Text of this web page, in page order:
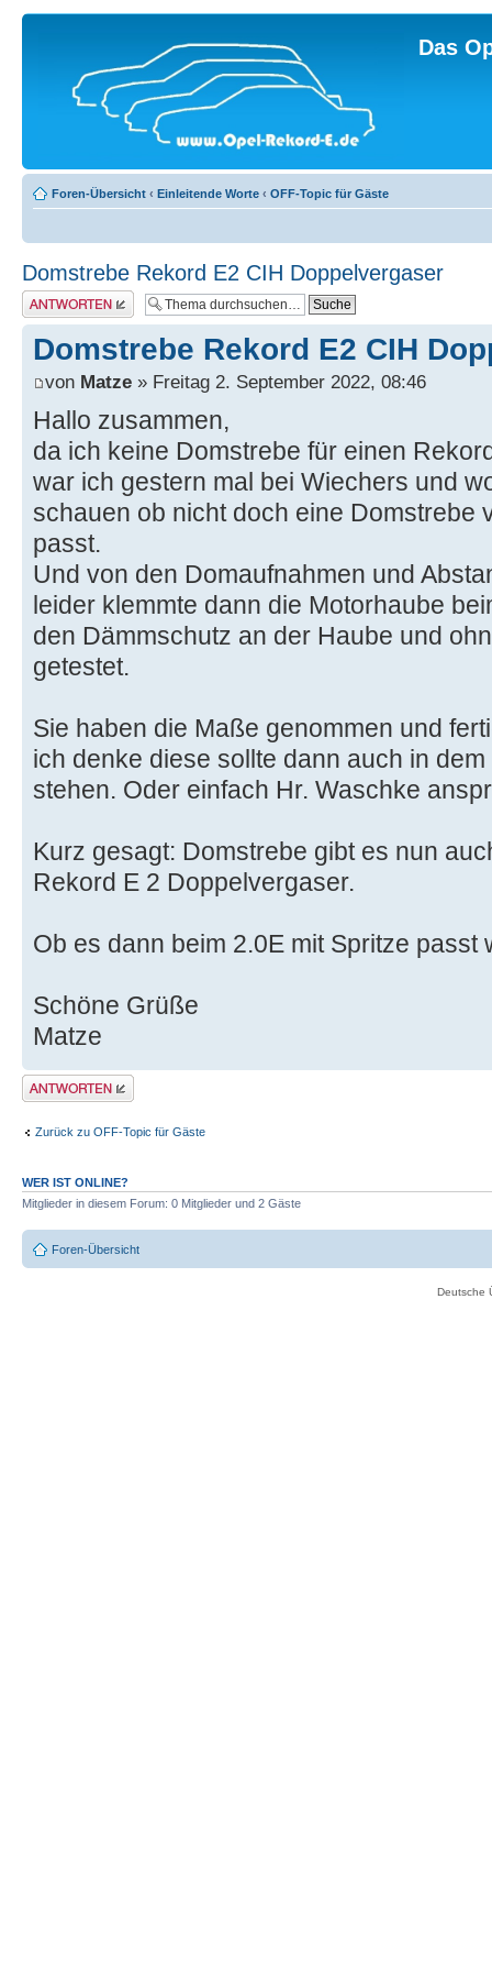
Das
Foren-Übersicht ‹ Einleitende Worte ‹ OFF-Topic für Gäste
Domstrebe Rekord E2 CIH Doppelvergaser
Antwort erstellen
Domstrebe Rekord E2 CIH
von Matze » Freitag 2. September 2022, 08:46
Hallo zusammen,
da ich keine Domstrebe für einen
war ich gestern mal bei Wiechers und
schauen ob nicht doch eine Domstrebe
passt.
Und von den Domaufnahmen und
leider klemmte dann die Motorhaube
den Dämmschutz an der Haube und
getestet.
Sie haben die Maße genommen und
ich denke diese sollte dann auch in
stehen. Oder einfach Hr. Waschke
Kurz gesagt: Domstrebe gibt es nun
Rekord E 2 Doppelvergaser.
Ob es dann beim 2.0E mit Spritze passt
Schöne Grüße
Matze
Antwort erstellen
Zurück zu OFF-Topic für Gäste
WER IST ONLINE?
Mitglieder in diesem Forum: 0 Mitglieder und 2 Gäste
Foren-Übersicht
Deutsche